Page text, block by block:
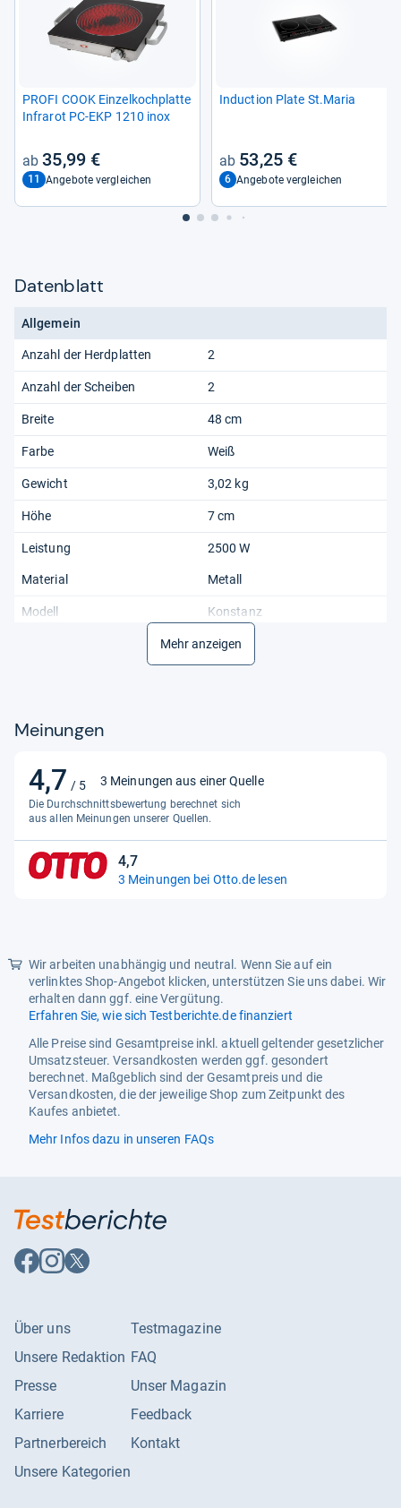
PROFI COOK Ein­zel­koch­platte
Infra­rot PC-​EKP 1210 inox
35,99 €
11 Angebote vergleichen
Induc­tion Plate St.Maria
53,25 €
6 Angebote vergleichen
Datenblatt
Allgemein
Anzahl der Herdplatten 2
Anzahl der Scheiben 2
Breite 48 cm
Farbe Weiß
Gewicht 3,02 kg
Höhe 7 cm
Leistung 2500 W
Material Metall
Modell Konstanz
Heizplatte, Herdplatte
Tiefe
Mehr anzeigen
Meinungen
4,7 / 5
4,7
von
5
Sternen
3 Meinungen aus einer Quelle
Die Durchschnittsbewertung berechnet sich
aus allen Meinungen unserer Quellen.
4,7
4,7
von
3 Meinungen bei Otto.de lesen
Wir arbeiten unabhängig und neutral. Wenn Sie auf ein
verlinktes Shop-Angebot klicken, unterstützen Sie uns dabei. Wir
erhalten dann ggf. eine Vergütung.
Erfahren Sie, wie sich Testberichte.de finanziert
Alle Preise sind Gesamtpreise inkl. aktuell geltender gesetzlicher
Umsatzsteuer. Versandkosten werden ggf. gesondert
berechnet. Maßgeblich sind der Gesamtpreis und die
Versandkosten, die der jeweilige Shop zum Zeitpunkt des
Kaufes anbietet.
Mehr Infos dazu in unseren FAQs
Auf
Facebook
Auf
Instagram
Auf
X
Über uns
Unsere Redaktion
Presse
Karriere
Partnerbereich
Unsere Kategorien
Testmagazine
FAQ
Unser Magazin
Feedback
Kontakt